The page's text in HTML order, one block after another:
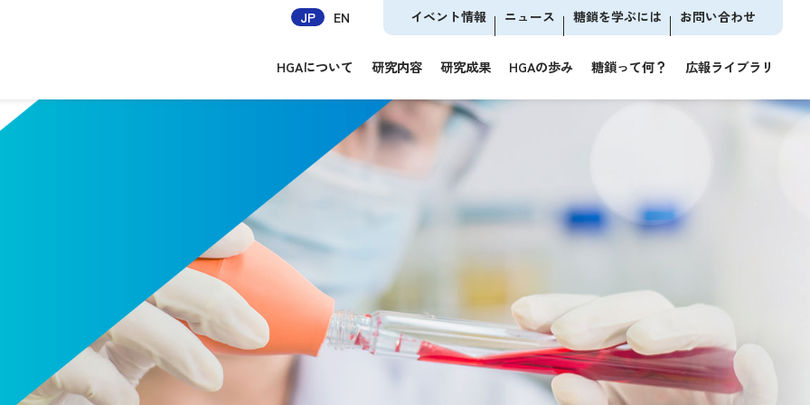
HGAについて 研究内容 研究成果 HGAの歩み 糖鎖って何？ 広報ライブラリ
イベント情報 ニュース 糖鎖を学ぶには お問い合わせ
JP EN